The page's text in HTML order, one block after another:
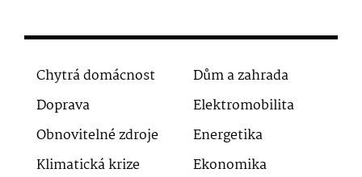
Chytrá domácnost
Dům a zahrada
Doprava
Elektromobilita
Obnovitelné zdroje
Energetika
Klimatická krize
Ekonomika